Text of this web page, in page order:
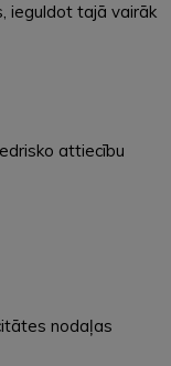
ieguldot tajā vairāk
attiecību
nodaļas